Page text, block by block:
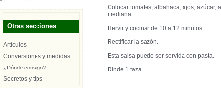
Otras secciones
Artículos
Conversiones y medidas
¿Dónde consigo?
Secretos y tips
Colocar tomates, albahaca, ajos, azúcar,
mediana.
Hervir y cocinar de 10 a 12 minutos.
Rectificar la sazón.
Esta salsa puede ser servida con pasta.
Rinde 1 taza